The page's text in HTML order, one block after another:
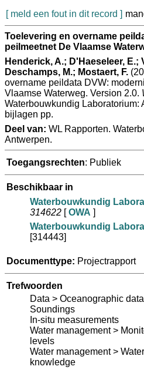
[ meld een fout in dit record ]
Toelevering en overname
peilmeetnet De Vlaamse
Henderick, A.; D'Haeseleer, E.;
Deschamps, M.; Mostaert, F.
overname peildata DVW:
Vlaamse Waterweg. Version 2.0.
Waterbouwkundig Laboratorium:
bijlagen pp.
Deel van: WL Rapporten.
Antwerpen.
Toegangsrechten: Publiek
Beschikbaar in
Waterbouwkundig
314622 [OWA ]
Waterbouwkundig
[314443]
Documenttype: Projectrapport
Trefwoorden
Data > Oceanographic
Soundings
In-situ measurements
Water management >
levels
Water management >
knowledge